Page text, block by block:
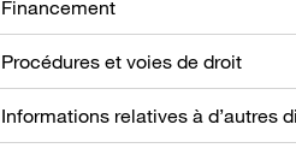
Financement
Procédures et voies de droit